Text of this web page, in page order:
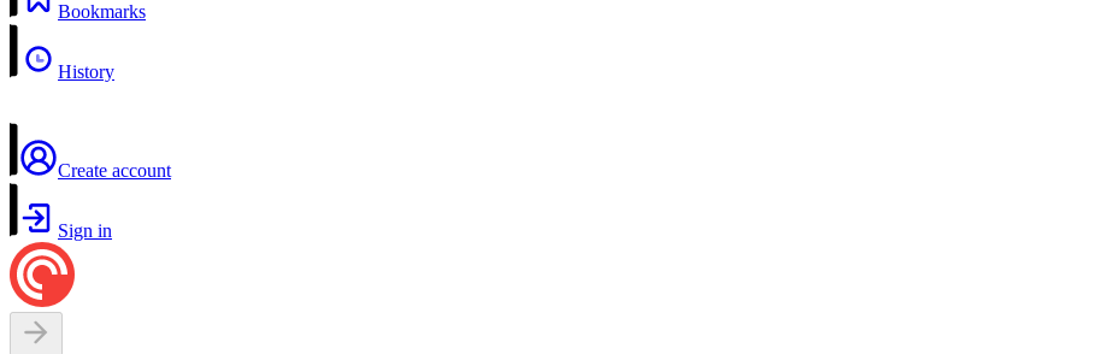
Bookmarks
History
Create account
Sign in